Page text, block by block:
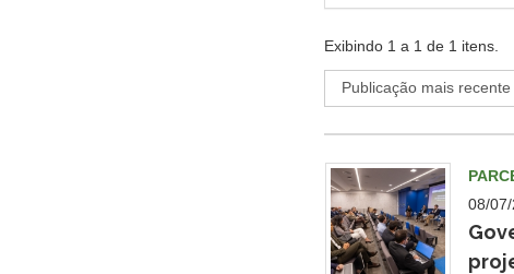
Exibindo 1 a 1 de 1 itens.
08/